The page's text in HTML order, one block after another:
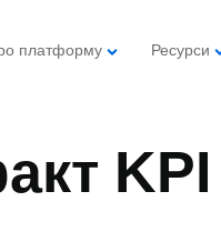
платформу Ресурси
KPI